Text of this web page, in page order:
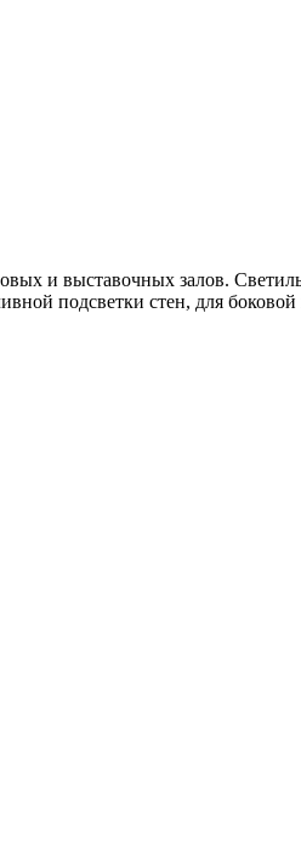
и выставочных залов.
подсветки стен, для боковой